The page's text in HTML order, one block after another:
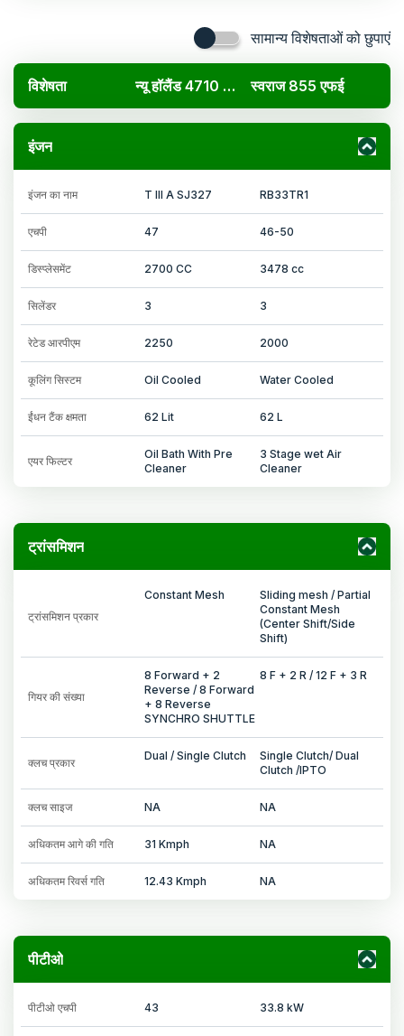
सामान्य विशेषताओं को छुपाएं
विशेषता न्यू हॉलैंड 4710 4WD स्वराज 855 एफई
इंजन
इंजन का नाम T III A SJ327 RB33TR1
एचपी 47 46-50
डिस्प्लेसमेंट 2700 CC 3478 cc
सिलेंडर 3 3
रेटेड आरपीएम 2250 2000
कूलिंग सिस्टम Oil Cooled Water Cooled
ईंधन टैंक क्षमता 62 Lit 62 L
एयर फिल्टर
Oil Bath With Pre
Cleaner
3 Stage wet Air
Cleaner
ट्रांसमिशन
ट्रांसमिशन प्रकार
Constant Mesh
Sliding mesh / Partial
Constant Mesh
(Center Shift/Side
Shift)
गियर की संख्या
8 Forward + 2
Reverse / 8 Forward
+ 8 Reverse
SYNCHRO SHUTTLE
8 F + 2 R / 12 F + 3 R
क्लच प्रकार
Dual / Single Clutch
Single Clutch/ Dual
Clutch /IPTO
क्लच साइज NA NA
अधिकतम आगे की गति 31 Kmph NA
अधिकतम रिवर्स गति 12.43 Kmph NA
पीटीओ
पीटीओ एचपी 43 33.8 kW